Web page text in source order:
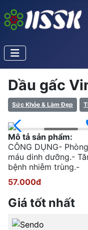
Dầu gấc
Sức Khỏe & Làm Đẹp
Mô tả sản phẩm:
CÔNG DỤNG-
máu dinh dưỡng.-
bệnh nhiễm trùng.-
57.000đ
Giá tốt nhất